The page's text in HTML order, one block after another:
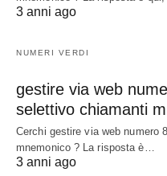
3 anni ago
NUMERI VERDI
gestire via web
selettivo chiamanti
Cerchi gestire via web numero
mnemonico ? La risposta è…
3 anni ago